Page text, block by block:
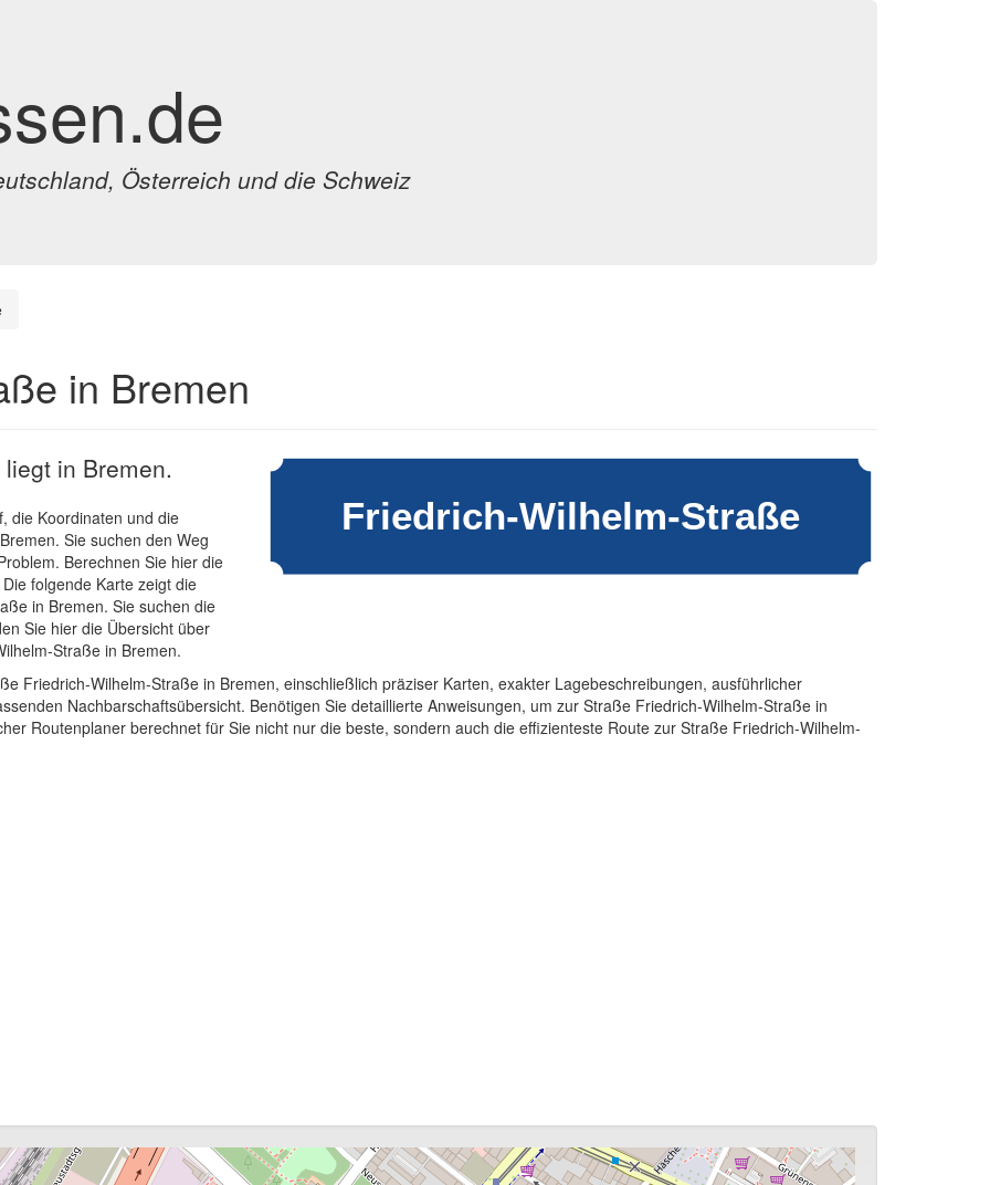
Österreich und die Schweiz
in Bremen
in Bremen.
die Koordinaten und die
Sie suchen den Weg
Berechnen Sie hier die
folgende Karte zeigt die
in Bremen. Sie suchen die
Sie hier die Übersicht über
Straße in Bremen.
Friedrich-Wilhelm-Straße in Bremen, einschließlich präziser Karten, exakter Lagebeschreibungen, ausführlicher
Nachbarschaftsübersicht. Benötigen Sie detaillierte Anweisungen, um zur Straße Friedrich-Wilhelm-Straße in
Routenplaner berechnet für Sie nicht nur die beste, sondern auch die effizienteste Route zur Straße Friedrich-Wilhelm-